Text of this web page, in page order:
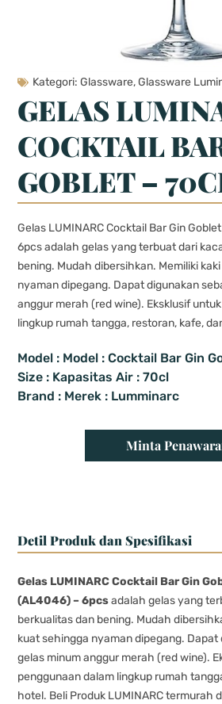
Kategori: Glassware,Glassware
GELAS
COCKTAIL
GOBLET –
Gelas LUMINARC Cocktail Bar Gin
6pcs adalah gelas yang terbuat dari
bening. Mudah dibersihkan. Memiliki
nyaman dipegang. Dapat digunakan
anggur merah (red wine). Eksklusif
lingkup rumah tangga, restoran, kafe,
Model : Model : Cocktail Bar Gin
Size : Kapasitas Air : 70cl
Brand : Merek : Lumminarc
Minta
Detil Produk dan Spesifikasi
Gelas LUMINARC Cocktail Bar Gin
(AL4046) – 6pcs adalah gelas yang
berkualitas dan bening. Mudah
kuat sehingga nyaman dipegang. Dapat
gelas minum anggur merah (red wine).
penggunaan dalam lingkup rumah
hotel. Beli Produk LUMINARC termurah